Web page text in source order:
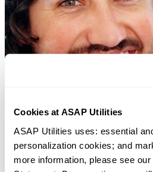
Cookies at ASAP Utilities
ASAP Utilities uses: essential
personalization cookies; and
more information, please see our